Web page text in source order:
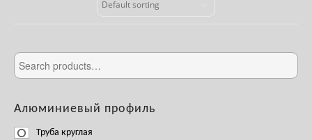
Алюминиевый профиль
Труба круглая